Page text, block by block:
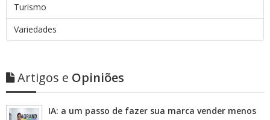
Turismo
Variedades
Artigos e Opiniões
IA: a um passo de fazer sua marca vender menos